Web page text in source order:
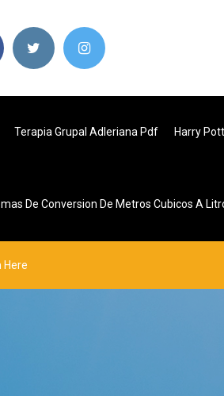
Terapia Grupal Adleriana Pdf Harry
De Conversion De Metros Cubicos A